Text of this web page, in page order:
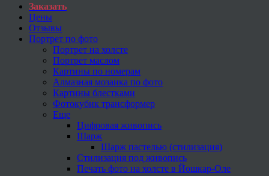
Заказать
Цены
Отзывы
Портрет по фото
Портрет на холсте
Портрет маслом
Картины по номерам
Алмазная мозаика по фото
Картины блестками
Фотокубик трансформер
Еще
Цифровая живопись
Шарж
Шарж пастелью (стилизация)
Стилизация под живопись
Печать фото на холсте в Йошкар-Оле